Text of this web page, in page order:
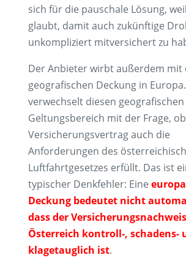
sich für die pauschale Lösung,
glaubt, damit auch zukünftige
unkompliziert mitversichert zu
Der Anbieter wirbt außerdem mit
geografischen Deckung in
verwechselt diesen geografischen
Geltungsbereich mit der Frage,
Versicherungsvertrag auch die
Anforderungen des
Luftfahrtgesetzes erfüllt. Das ist
typischer Denkfehler: Eine
Deckung bedeutet nicht
dass der
Österreich kontroll-, schadens-
klagetauglich ist.